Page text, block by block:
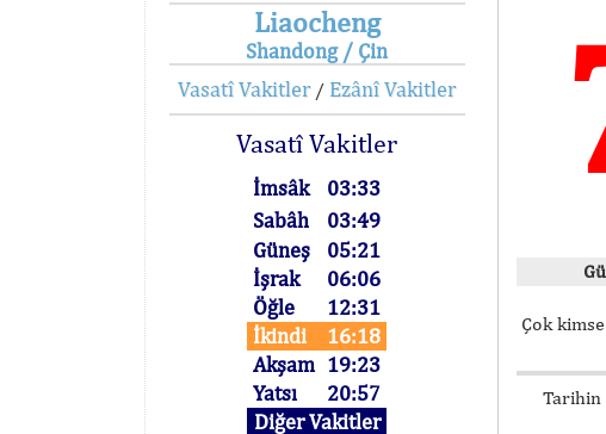
Liaocheng
Shandong / Çin
Vasatî Vakitler/ Ezânî Vakitler
Vasatî Vakitler
İmsâk
03:33
Sabâh
03:49
Güneş
05:21
İşrak
06:06
Öğle
12:31
İkindi
16:18
Akşam 19:23
Yatsı
20:57
Diğer Vakitler
Çok
Tarihin